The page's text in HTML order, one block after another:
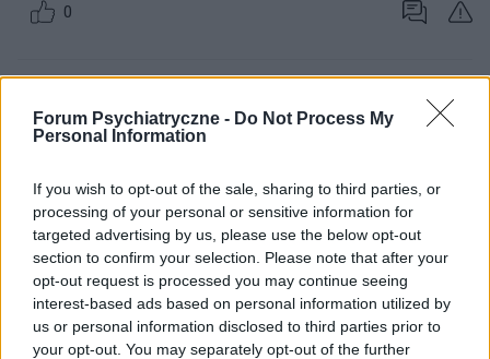
Forum Psychiatryczne - Do Not Process My
Personal Information
If you wish to opt-out of the sale, sharing to third parties, or
processing of your personal or sensitive information for
targeted advertising by us, please use the below opt-out
section to confirm your selection. Please note that after your
opt-out request is processed you may continue seeing
interest-based ads based on personal information utilized by
us or personal information disclosed to third parties prior to
your opt-out. You may separately opt-out of the further
0
ZOBACZ INNE DYSKUSJE